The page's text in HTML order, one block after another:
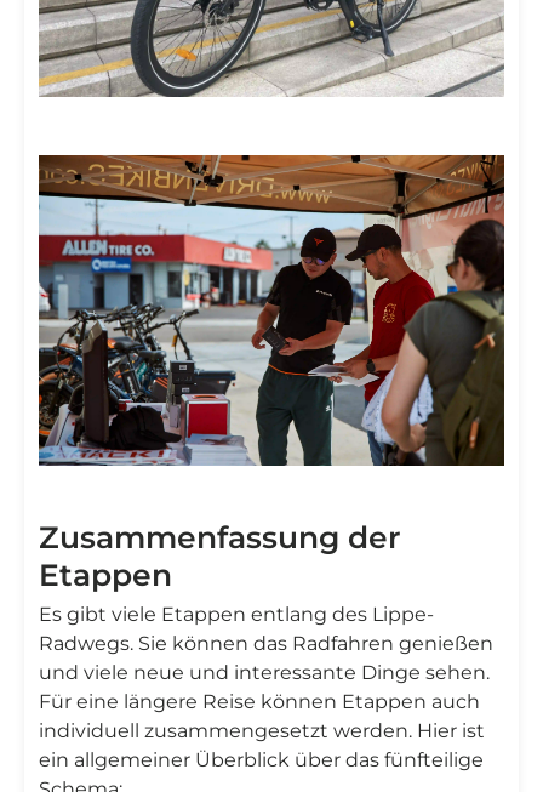
Zusammenfassung der
Etappen
Es gibt viele Etappen entlang des Lippe-
Radwegs. Sie können das Radfahren genießen
und viele neue und interessante Dinge sehen.
Für eine längere Reise können Etappen auch
individuell zusammengesetzt werden. Hier ist
ein allgemeiner Überblick über das fünfteilige